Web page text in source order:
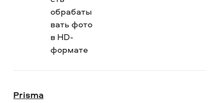
обрабаты
вать фото
в HD-
формате
Prisma